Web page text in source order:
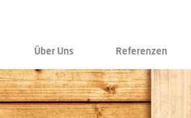
Über Uns Referenzen